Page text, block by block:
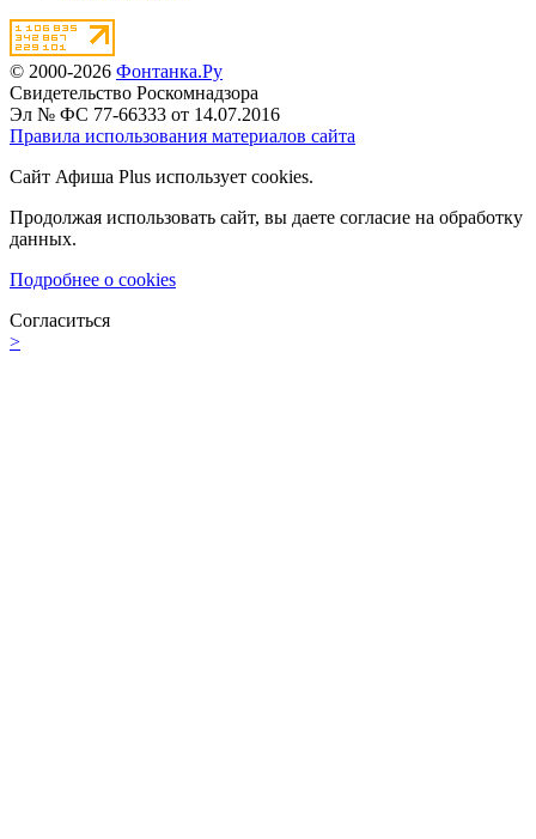
© 2000-2026 Фонтанка.Ру
Свидетельство Роскомнадзора
Эл № ФС 77-66333 от 14.07.2016
Правила использования материалов сайта
Сайт Афиша Plus использует cookies.
Продолжая использовать сайт, вы даете согласие на обработку
данных.
Подробнее о cookies
Согласиться
>